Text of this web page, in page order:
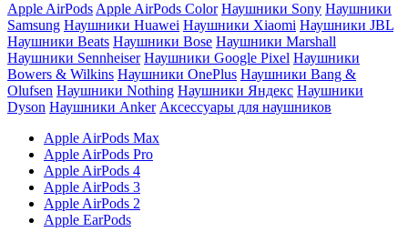
Apple AirPods Apple AirPods Color Наушники Sony Наушники
Samsung Наушники Huawei Наушники Xiaomi Наушники JBL
Наушники Beats Наушники Bose Наушники Marshall
Наушники Sennheiser Наушники Google Pixel Наушники
Bowers & Wilkins Наушники OnePlus Наушники Bang &
Olufsen Наушники Nothing Наушники Яндекс Наушники
Dyson Наушники Anker Аксессуары для наушников
Apple AirPods Max
Apple AirPods Pro
Apple AirPods 4
Apple AirPods 3
Apple AirPods 2
Apple EarPods